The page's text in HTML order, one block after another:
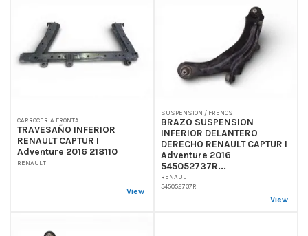
CARROCERIA FRONTAL
TRAVESAÑO INFERIOR
RENAULT CAPTUR I
Adventure 2016 218110
RENAULT
View
SUSPENSION / FRENOS
BRAZO SUSPENSION
INFERIOR DELANTERO
DERECHO RENAULT CAPTUR I
Adventure 2016
545052737R...
RENAULT
545052737R
View